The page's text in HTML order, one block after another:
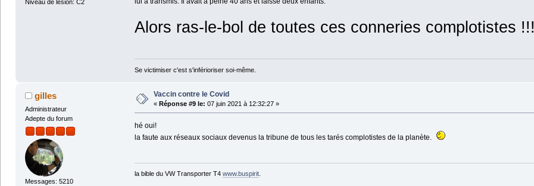
Niveau de lésion: C2
Alors ras-le-bol de toutes ces conneries complotistes !!!
Se victimiser c'est s'inférioriser soi-même.
gilles
Administrateur
Adepte du forum
Messages: 5210
Vaccin contre le Covid
« Réponse #9 le: 07 juin 2021 à 12:32:27 »
hé oui!
la faute aux réseaux sociaux devenus la tribune de tous les tarés complotistes de la planète.
la bible du VW Transporter T4 www.buspirit.